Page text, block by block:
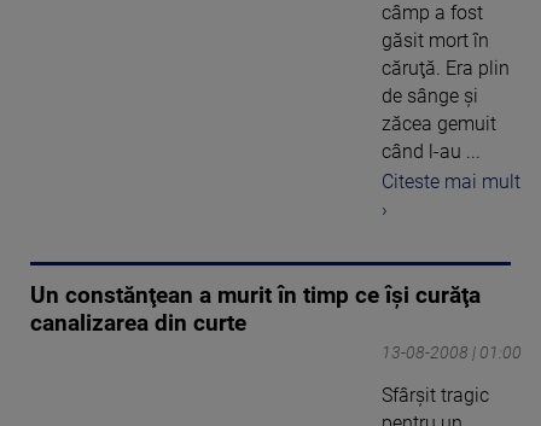
câmp a fost
găsit mort în
căruţă. Era plin
de sânge şi
zăcea gemuit
când l-au ...
Citeste mai mult
›
Un constănţean a murit în timp ce îşi curăţa
canalizarea din curte
13-08-2008 | 01:00
Sfârşit tragic